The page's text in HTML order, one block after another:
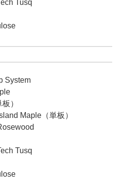
Tusq
System
）
Maple（単板）
Tusq